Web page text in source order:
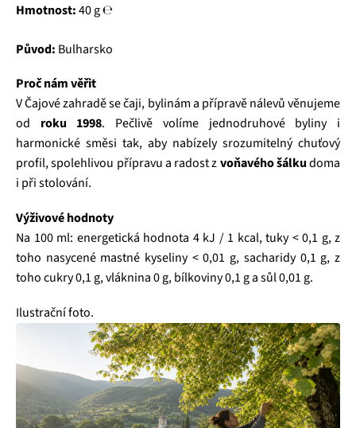
Hmotnost:40 g ℮
Původ: Bulharsko
Proč nám věřit
V Čajové zahradě se čaji, bylinám a přípravě nálevů věnujeme
od roku 1998. Pečlivě volíme jednodruhové byliny i
harmonické směsi tak, aby nabízely srozumitelný chuťový
profil, spolehlivou přípravu a radost zvoňavého šálkudoma
i při stolování.
Výživové hodnoty
Na 100 ml: energetická hodnota 4 kJ / 1 kcal, tuky < 0,1 g, z
toho nasycené mastné kyseliny < 0,01 g, sacharidy 0,1 g, z
toho cukry 0,1 g, vláknina 0 g, bílkoviny 0,1 g a sůl 0,01 g.
Ilustrační foto.